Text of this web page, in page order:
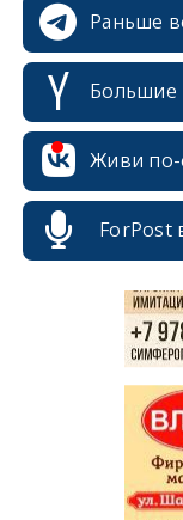
Раньше
Живи по-
ForPost